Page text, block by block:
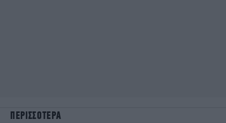
ΠΕΡΙΣΣΟΤΕΡΑ